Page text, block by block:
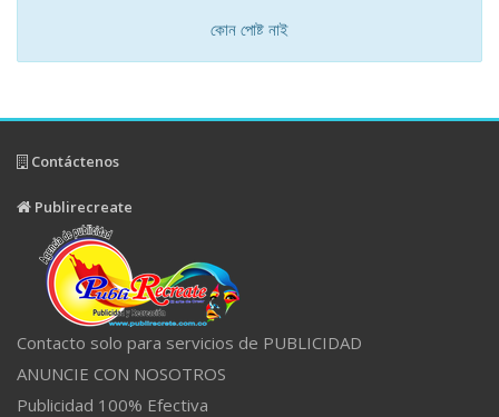
কোন পোষ্ট নাই
Contáctenos
Publirecreate
Contacto solo para servicios de PUBLICIDAD
ANUNCIE CON NOSOTROS
Publicidad 100% Efectiva